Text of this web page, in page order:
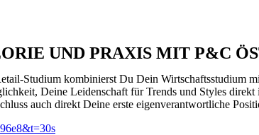
UND PRAXIS MIT P&C
Studium kombinierst Du Dein Wirtschaftsstudium
Deine Leidenschaft für Trends und Styles
auch direkt Deine erste eigenverantwortliche